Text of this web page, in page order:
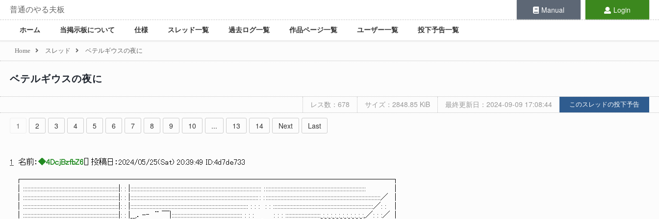
普通のやる夫板 Manual Login
ホーム 当掲示板について 仕様 スレッド一覧 過去ログ一覧 作品ページ一覧 ユーザー一覧 投下予告一覧
Home スレッド ベテルギウスの夜に
ベテルギウスの夜に
レス数：678 サイズ：2848.85 KiB 最終更新日：2024-09-09 17:08:44 このスレッドの投下予告
1 2 3 4 5 6 7 8 9 10 ... 13 14 Next Last
1 名前： ◆4DcjBzfbZ6 ] 投稿日： 2024/05/25(Sat) 20:39:49 ID:4d7de733
┌───────────────────────────────────────────────┐
│:::::::::::::::::::::::::::::::::::::::::::::::::::::::::::::::::|: : |::::::::::::::::::::::::::::::::::::::::::::::::::::::::::::::::::::::::::::::::::::::::: : :::::::::::::::::::::::::::::::::::::::::::::::::::::::::::::::::::: │
│:::::::::::::::::::::::::::::::::::::::::::::::::::::::::::::::::|: : |::::::::::::::::::::::::::::::::::::::::::::::::::::::::::::::::::::::::::::::::::::::: : : ::::::::::::::::::::::::::::::::::::::::::::::::::::::::::::::::::::::::::::::／ │
│:::::::::::::::::::::::::::::::::::::::::::::::::::::::::::::::::|: : |:::::::::::::::::::::::::::::::::::::::::::::::::::::::::::::::::::::::::::::::: : : : : : ::::::::::::::::::::::::::::::::::::::::::::::::::::::::::::::::::::／: : │
│:::::::::::::::::::::::::::::::::::::::::::::::::::::::::::::::::|: : |__,．-‐ ¨ ￣|:::::::::::::::::::::::::::::::::::::::::::::::: : : : : : : ::::::::::::::::::::::::_:_:_:_:_:_:_:_:_:_:_:,／: : :／ │